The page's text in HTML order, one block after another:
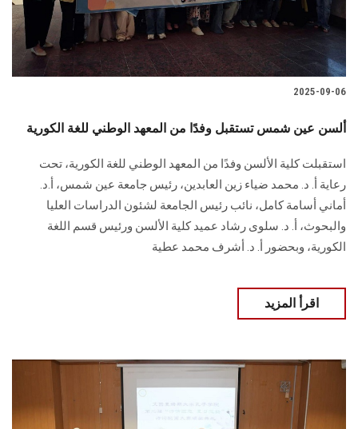
2025-09-06
ألسن عين شمس تستقبل وفدًا من المعهد الوطني للغة الكورية
استقبلت كلية الألسن وفدًا من المعهد الوطني للغة الكورية، تحت
رعاية أ. د. محمد ضياء زين العابدين، رئيس جامعة عين شمس، أ.د.
أماني أسامة كامل، نائب رئيس الجامعة لشئون الدراسات العليا
والبحوث، أ. د. سلوى رشاد عميد كلية الألسن ورئيس قسم اللغة
الكورية، وبحضور أ. د. أشرف محمد عطية
اقرأ المزيد